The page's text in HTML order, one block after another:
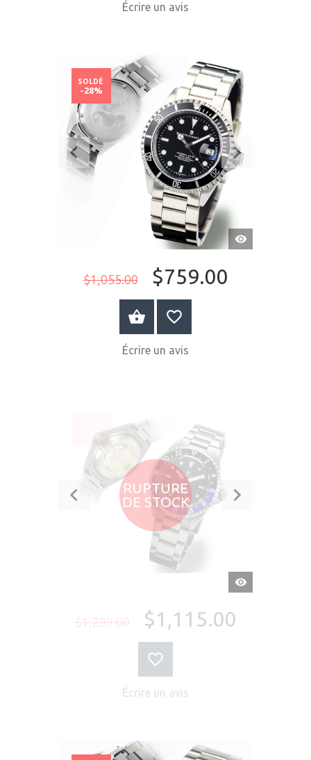
Écrire un avis
APERÇU
RAPIDE
$1,055.00 $759.00
SOLDÉ
-28%
ACHETER MAINTENANT
Écrire un avis
RUPTURE
DE STOCK
APERÇU
RAPIDE
$1,299.00 $1,115.00
-14%
Écrire un avis